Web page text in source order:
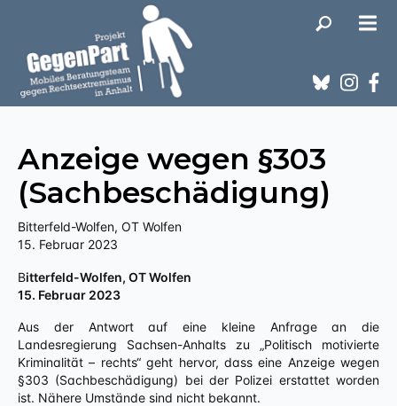
Anzeige wegen §303
(Sachbeschädigung)
Bitterfeld-Wolfen, OT Wolfen
15. Februar 2023
Bitterfeld-Wolfen, OT Wolfen
15. Februar 2023
Aus der Antwort auf eine kleine Anfrage an die
Landesregierung Sachsen-Anhalts zu „Politisch motivierte
Kriminalität – rechts“ geht hervor, dass eine Anzeige wegen
§303 (Sachbeschädigung) bei der Polizei erstattet worden
ist. Nähere Umstände sind nicht bekannt.